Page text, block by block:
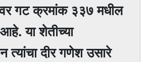
गट क्रमांक ३३७ मधील
या शेतीच्या
त्यांचा दीर गणेश उसारे